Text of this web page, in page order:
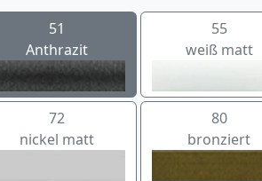
51
Anthrazit
55
weiß matt
72
nickel matt
80
bronziert